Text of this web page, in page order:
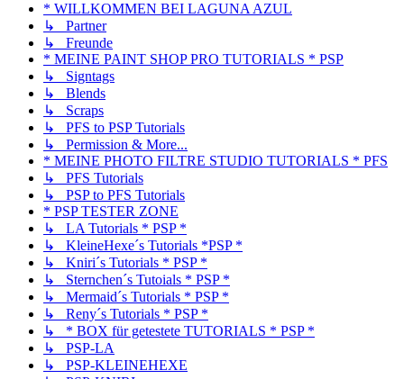
* WILLKOMMEN BEI LAGUNA AZUL
↳ Partner
↳ Freunde
* MEINE PAINT SHOP PRO TUTORIALS * PSP
↳ Signtags
↳ Blends
↳ Scraps
↳ PFS to PSP Tutorials
↳ Permission & More...
* MEINE PHOTO FILTRE STUDIO TUTORIALS * PFS
↳ PFS Tutorials
↳ PSP to PFS Tutorials
* PSP TESTER ZONE
↳ LA Tutorials * PSP *
↳ KleineHexe´s Tutorials *PSP *
↳ Kniri´s Tutorials * PSP *
↳ Sternchen´s Tutoials * PSP *
↳ Mermaid´s Tutorials * PSP *
↳ Reny´s Tutorials * PSP *
↳ * BOX für getestete TUTORIALS * PSP *
↳ PSP-LA
↳ PSP-KLEINEHEXE